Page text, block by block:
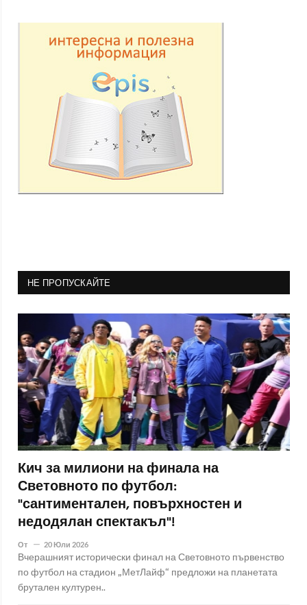
НЕ ПРОПУСКАЙТЕ
Кич за милиони на финала на
Световното по футбол:
"сантиментален, повърхностен и
недодялан спектакъл"!
От 20 Юли 2026
Вчерашният исторически финал на Световното първенство
по футбол на стадион „МетЛайф“ предложи на планетата
брутален културен..